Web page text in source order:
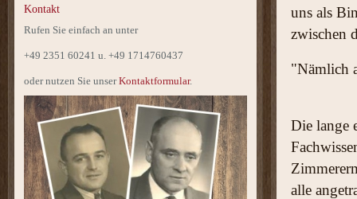
Kontakt
Rufen Sie einfach an unter
+49 2351 60241 u. +49 1714760437
oder nutzen Sie unserKontaktformular.
uns als
zwischen
"Nämlich
Die lange
alle